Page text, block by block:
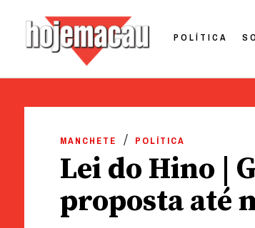
POLÍTICA
MANCHETE POLÍTICA
Lei do Hino |
proposta até